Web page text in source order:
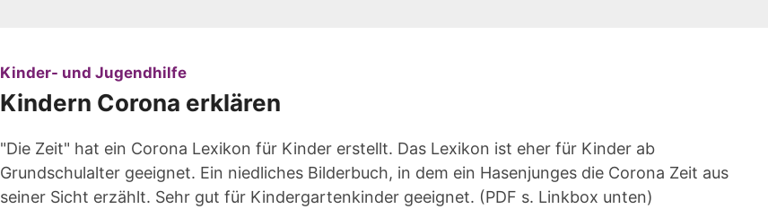
Kinder- und Jugendhilfe:
Kindern Corona erklären
"Die Zeit" hat ein Corona Lexikon für Kinder erstellt. Das Lexikon ist eher für Kinder ab
Grundschulalter geeignet. Ein niedliches Bilderbuch, in dem ein Hasenjunges die Corona Zeit aus
seiner Sicht erzählt. Sehr gut für Kindergartenkinder geeignet. (PDF s. Linkbox unten)